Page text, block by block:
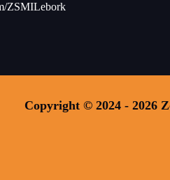
ZSMILebork
Copyright © 2024 - 2026